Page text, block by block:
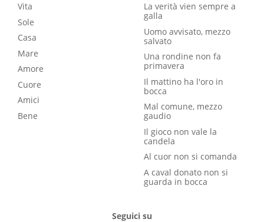
Vita
Sole
Casa
Mare
Amore
Cuore
Amici
Bene
La verità vien sempre a
galla
Uomo avvisato, mezzo
salvato
Una rondine non fa
primavera
Il mattino ha l'oro in
bocca
Mal comune, mezzo
gaudio
Il gioco non vale la
candela
Al cuor non si comanda
A caval donato non si
guarda in bocca
Seguici su